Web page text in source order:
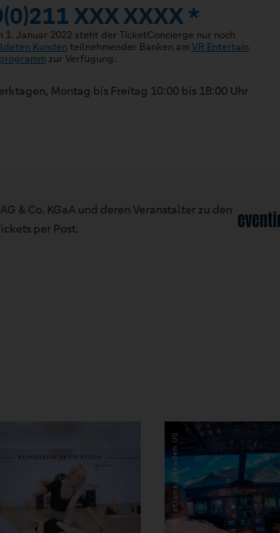
XXX XXXX *
1. Januar 2022 steht der TicketConcierge nur noch
Kunden teilnehmender Banken am VR Entertain
zur Verfügung.
Montag bis Freitag 10:00 bis 18:00 Uhr
& Co. KGaA und deren Veranstalter zu den
per Post.